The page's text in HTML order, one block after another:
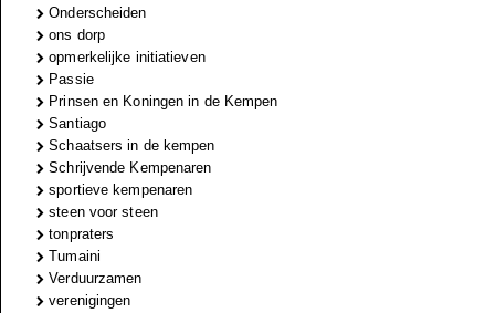
Onderscheiden
ons dorp
opmerkelijke initiatieven
Passie
Prinsen en Koningen in de Kempen
Santiago
Schaatsers in de kempen
Schrijvende Kempenaren
sportieve kempenaren
steen voor steen
tonpraters
Tumaini
Verduurzamen
verenigingen